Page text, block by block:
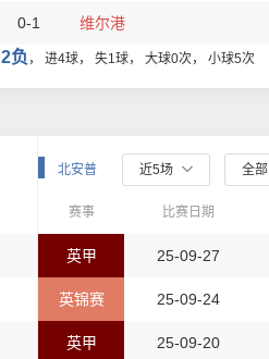
0-1 维尔港
2负 ， 进4球， 失1球， 大球0次， 小球5次
北安普 近5场 全部
赛事 比赛日期
英甲 25-09-27
英锦赛 25-09-24
英甲 25-09-20